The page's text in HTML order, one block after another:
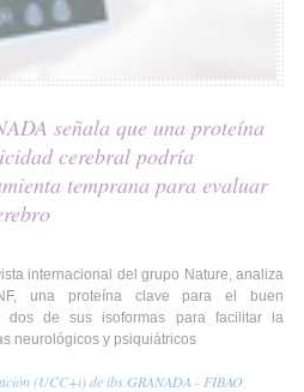
señala que una proteína
cerebral podría
temprana para evaluar
internacional del grupo Nature, analiza
una proteína clave para el buen
dos de sus isoformas para facilitar la
neurológicos y psiquiátricos
(UCC+i) de ibs.GRANADA - FIBAO